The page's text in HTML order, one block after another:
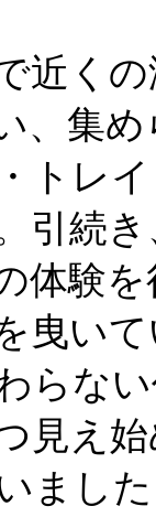
近くの
、集
トレ
引続
体験
曳い
らな
見え
まし